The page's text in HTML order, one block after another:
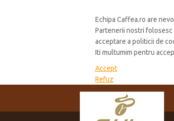
Echipa Caffea.ro are
Partenerii nostri folosesc
acceptare a politicii de
Iti multumim pentru
Accept
Refuz